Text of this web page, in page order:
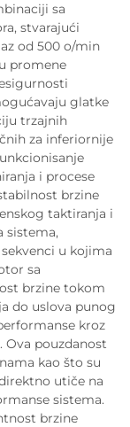
sa
stvarajući
od 500 o/min
promene
glatke
trzajnih
za inferiornije
i procese
brzine
taktiranja i
sistema,
u kojima
sa
brzine tokom
do uslova punog
kroz
Ova pouzdanost
kao što su
utiče na
sistema.
brzine